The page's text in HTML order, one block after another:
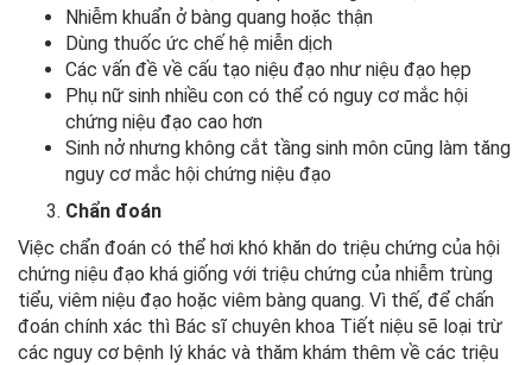
Nhiễm khuẩn ở bàng quang hoặc thận
Dùng thuốc ức chế hệ miễn dịch
Các vấn đề về cấu tạo niệu đạo như niệu đạo hẹp
Phụ nữ sinh nhiều con có thể có nguy cơ mắc hội
chứng niệu đạo cao hơn
Sinh nở nhưng không cắt tầng sinh môn cũng làm tăng
nguy cơ mắc hội chứng niệu đạo
Chẩn đoán
Việc chẩn đoán có thể hơi khó khăn do triệu chứng của hội
chứng niệu đạo khá giống với triệu chứng của nhiễm trùng
tiểu, viêm niệu đạo hoặc viêm bàng quang. Vì thế, để chấn
đoán chính xác thì Bác sĩ chuyên khoa Tiết niệu sẽ loại trừ
các nguy cơ bệnh lý khác và thăm khám thêm về các triệu